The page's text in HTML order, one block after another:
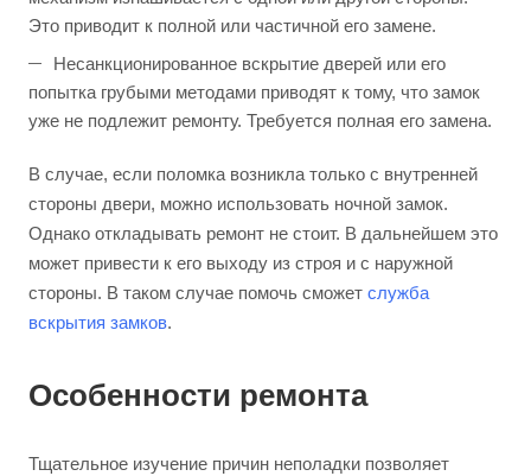
Это приводит к полной или частичной его замене.
Несанкционированное вскрытие дверей или его
попытка грубыми методами приводят к тому, что замок
уже не подлежит ремонту. Требуется полная его замена.
В случае, если поломка возникла только с внутренней
стороны двери, можно использовать ночной замок.
Однако откладывать ремонт не стоит. В дальнейшем это
может привести к его выходу из строя и с наружной
стороны. В таком случае помочь сможет служба
вскрытия замков.
Особенности ремонта
Тщательное изучение причин неполадки позволяет